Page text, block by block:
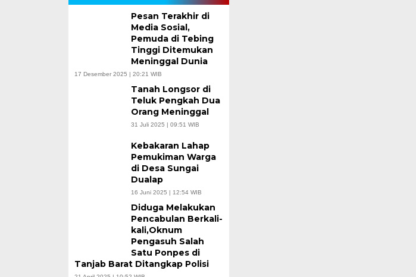
Pesan Terakhir di
Media Sosial,
Pemuda di Tebing
Tinggi Ditemukan
Meninggal Dunia
17 Desember 2025 | 20:21 WIB
Tanah Longsor di
Teluk Pengkah Dua
Orang Meninggal
31 Juli 2025 | 09:51 WIB
Kebakaran Lahap
Pemukiman Warga
di Desa Sungai
Dualap
16 Juni 2025 | 12:54 WIB
Diduga Melakukan
Pencabulan Berkali-
kali,Oknum
Pengasuh Salah
Satu Ponpes di
Tanjab Barat Ditangkap Polisi